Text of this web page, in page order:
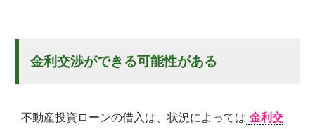
金利交渉ができる可能性がある
不動産投資ローンの借入は、状況によっては 金利交